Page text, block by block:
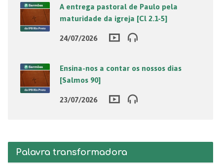
A entrega pastoral de Paulo pela
maturidade da igreja [Cl 2.1-5]
24/07/2026
Ensina-nos a contar os nossos dias
[Salmos 90]
23/07/2026
Palavra transformadora